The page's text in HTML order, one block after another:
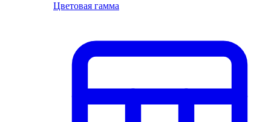
Цветовая гамма